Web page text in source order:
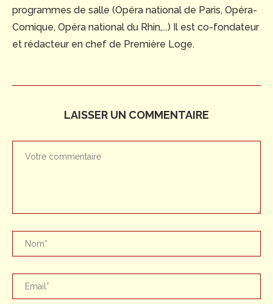
programmes de salle (Opéra national de Paris, Opéra-
Comique, Opéra national du Rhin,...) Il est co-fondateur
et rédacteur en chef de Première Loge.
LAISSER UN COMMENTAIRE